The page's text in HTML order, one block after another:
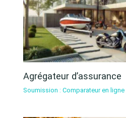
Agrégateur d’assurance
Soumission : Comparateur en ligne